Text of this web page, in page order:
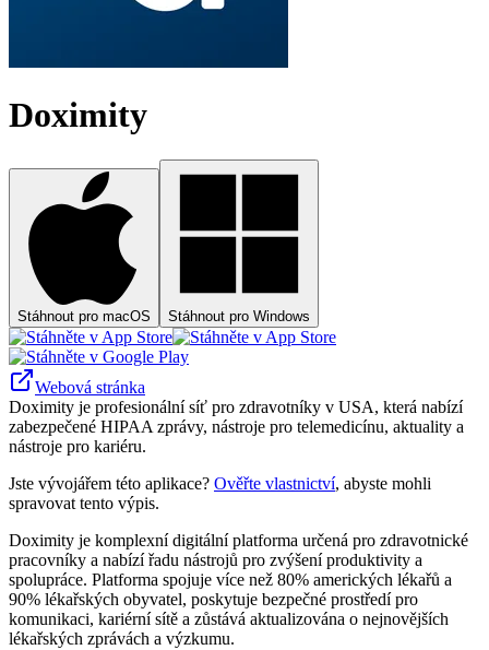
Doximity
Stáhnout pro macOS Stáhnout pro Windows
Webová stránka
Doximity je profesionální síť pro zdravotníky v USA, která nabízí
zabezpečené HIPAA zprávy, nástroje pro telemedicínu, aktuality a
nástroje pro kariéru.
Jste vývojářem této aplikace? Ověřte vlastnictví, abyste mohli
spravovat tento výpis.
Doximity je komplexní digitální platforma určená pro zdravotnické
pracovníky a nabízí řadu nástrojů pro zvýšení produktivity a
spolupráce. Platforma spojuje více než 80% amerických lékařů a
90% lékařských obyvatel, poskytuje bezpečné prostředí pro
komunikaci, kariérní sítě a zůstává aktualizována o nejnovějších
lékařských zprávách a výzkumu.